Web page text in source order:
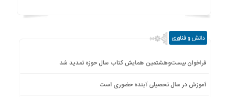
دانش و فناوری
فراخوان بیست‌وهشتمین همایش کتاب سال حوزه تمدید شد
آموزش در سال تحصیلی آینده حضوری است